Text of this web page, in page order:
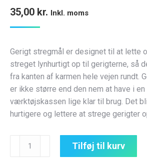
35,00 kr. Inkl. moms
Gerigt stregmål er designet til at lette
streget lynhurtigt op til gerigterne, så
fra kanten af karmen hele vejen rundt.
er ikke større end den nem at have i
værktøjskassen lige klar til brug. Det
hurtigere og lettere at strege gerigter
Gerigt
Tilføj til kurv